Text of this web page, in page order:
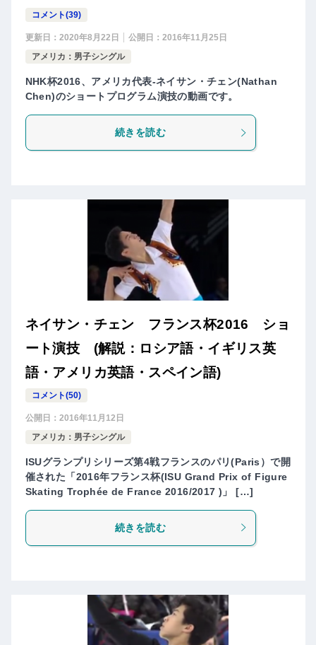
コメント(39)
更新日： 2020年8月22日 公開日： 2016年11月25日
アメリカ：男子シングル
NHK杯2016、アメリカ代表-ネイサン・チェン(Nathan
Chen)のショートプログラム演技の動画です。
続きを読む
ネイサン・チェン フランス杯2016 ショ
ート演技 (解説：ロシア語・イギリス英
語・アメリカ英語・スペイン語)
コメント(50)
公開日： 2016年11月12日
アメリカ：男子シングル
ISUグランプリシリーズ第4戦フランスのパリ(Paris）で開
催された「2016年フランス杯(ISU Grand Prix of Figure
Skating Trophée de France 2016/2017 )」 […]
続きを読む